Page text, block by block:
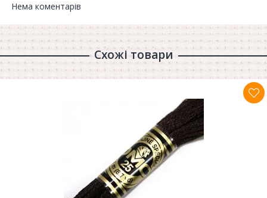
Нема коментарів
Схожі товари